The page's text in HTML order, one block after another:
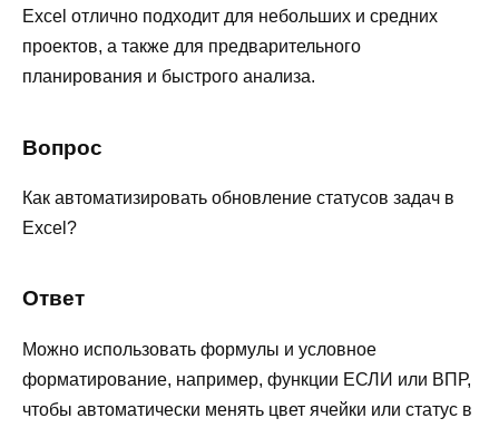
Excel отлично подходит для небольших и средних
проектов, а также для предварительного
планирования и быстрого анализа.
Вопрос
Как автоматизировать обновление статусов задач в
Excel?
Ответ
Можно использовать формулы и условное
форматирование, например, функции ЕСЛИ или ВПР,
чтобы автоматически менять цвет ячейки или статус в